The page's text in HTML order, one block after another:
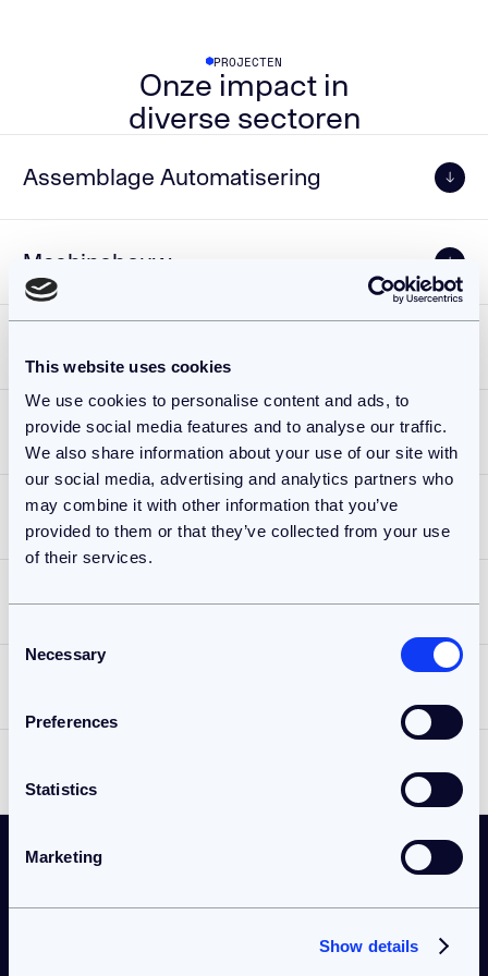
This website uses cookies
We use cookies to personalise content and ads, to
provide social media features and to analyse our traffic.
We also share information about your use of our site with
our social media, advertising and analytics partners who
may combine it with other information that you’ve
provided to them or that they’ve collected from your use
of their services.
Selection
Necessary
Preferences
Statistics
Marketing
Show details
PROJECTEN
Onze impact in
diverse sectoren
Assemblage Automatisering
Frituurbakwanden
ENGINEERING
Machinebouw
Integreerbare Pick and Place
BEKIJK HET PROJECT
SPECIAAL MACHINEBOUW & AUTOMATISERING
Automotive
Food
Blowerbelt
Agri
Liftsysteem Voermengwagen